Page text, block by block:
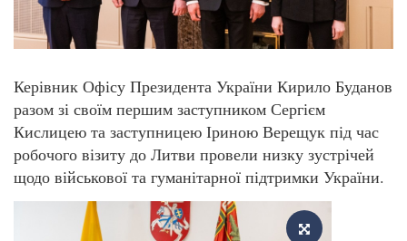
Керівник Офісу Президента України Кирило Буданов
разом зі своїм першим заступником Сергієм
Кислицею та заступницею Іриною Верещук під час
робочого візиту до Литви провели низку зустрічей
щодо військової та гуманітарної підтримки України.